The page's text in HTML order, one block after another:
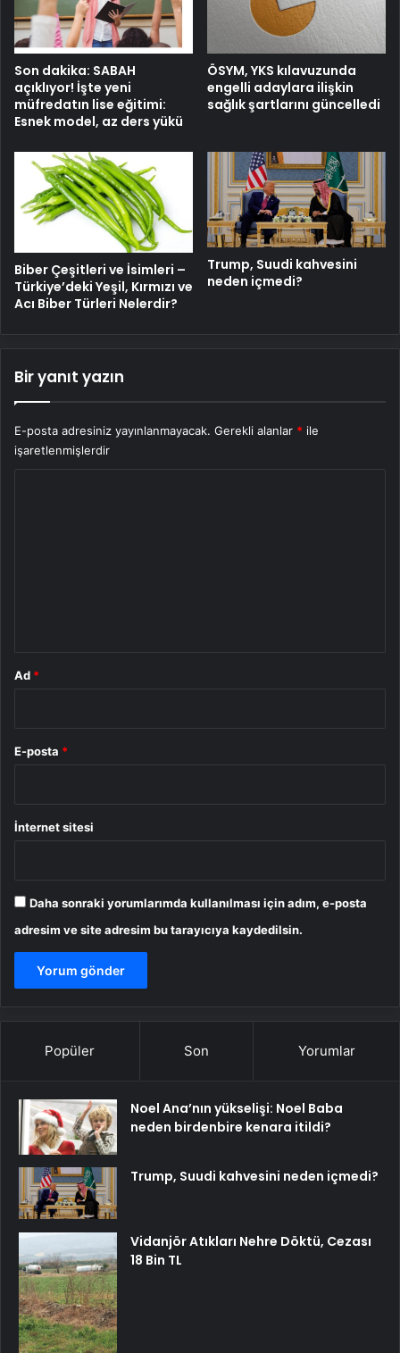
Son dakika: SABAH
açıklıyor! İşte yeni
müfredatın lise eğitimi:
Esnek model, az ders yükü
ÖSYM, YKS kılavuzunda
engelli adaylara ilişkin
sağlık şartlarını güncelledi
Biber Çeşitleri ve İsimleri –
Türkiye’deki Yeşil, Kırmızı ve
Acı Biber Türleri Nelerdir?
Trump, Suudi kahvesini
neden içmedi?
Bir yanıt yazın
E-posta adresiniz yayınlanmayacak. Gerekli alanlar * ile
işaretlenmişlerdir
Ad *
E-posta *
İnternet sitesi
Daha sonraki yorumlarımda kullanılması için adım, e-posta
adresim ve site adresim bu tarayıcıya kaydedilsin.
Popüler Son Yorumlar
Noel Ana’nın yükselişi: Noel Baba
neden birdenbire kenara itildi?
Trump, Suudi kahvesini neden içmedi?
Vidanjör Atıkları Nehre Döktü, Cezası
18 Bin TL